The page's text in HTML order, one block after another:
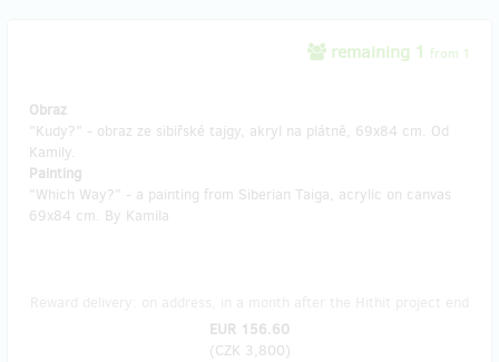
remaining 1 from 1
Obraz
"Kudy?" - obraz ze sibiřské tajgy, akryl na plátně, 69x84 cm. Od
Kamily.
Painting
"Which Way?" - a painting from Siberian Taiga, acrylic on canvas
69x84 cm. By Kamila
EUR 156.60
(CZK 3,800)